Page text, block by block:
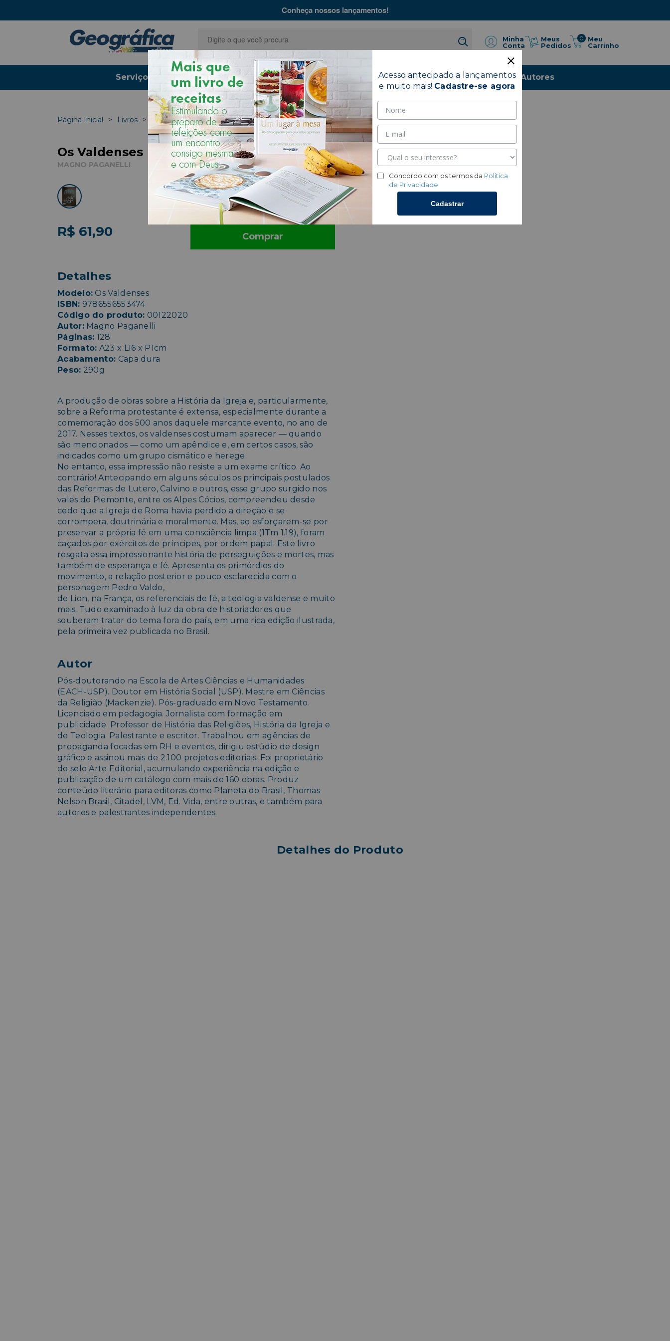
Conheça nossos lançamentos!
Minha
Conta
Meus
Pedidos
0
Meu
Carrinho
Serviços Gráficos Bíblias Coleções Hinário Livros Autores
Página Inicial Livros Conhecimento Bíblico
Os Valdenses
MAGNO PAGANELLI
R$ 61,90 Comprar
Detalhes
Modelo: Os Valdenses
ISBN: 9786556553474
Código do produto: 00122020
Autor:Magno Paganelli
Páginas: 128
Formato: A23 x L16 x P1cm
Acabamento: Capa dura
Peso: 290g
A produção de obras sobre a História da Igreja e, particularmente,
sobre a Reforma protestante é extensa, especialmente durante a
comemoração dos 500 anos daquele marcante evento, no ano de
2017. Nesses textos, os valdenses costumam aparecer — quando
são mencionados — como um apêndice e, em certos casos, são
indicados como um grupo cismático e herege.
No entanto, essa impressão não resiste a um exame crítico. Ao
contrário! Antecipando em alguns séculos os principais postulados
das Reformas de Lutero, Calvino e outros, esse grupo surgido nos
vales do Piemonte, entre os Alpes Cócios, compreendeu desde
cedo que a Igreja de Roma havia perdido a direção e se
corrompera, doutrinária e moralmente. Mas, ao esforçarem-se por
preservar a própria fé em uma consciência limpa (1Tm 1.19), foram
caçados por exércitos de príncipes, por ordem papal. Este livro
resgata essa impressionante história de perseguições e mortes, mas
também de esperança e fé. Apresenta os primórdios do
movimento, a relação posterior e pouco esclarecida com o
personagem Pedro Valdo,
de Lion, na França, os referenciais de fé, a teologia valdense e muito
mais. Tudo examinado à luz da obra de historiadores que
souberam tratar do tema fora do país, em uma rica edição ilustrada,
pela primeira vez publicada no Brasil.
Autor
Pós-doutorando na Escola de Artes Ciências e Humanidades
(EACH-USP). Doutor em História Social (USP). Mestre em Ciências
da Religião (Mackenzie). Pós-graduado em Novo Testamento.
Licenciado em pedagogia. Jornalista com formação em
publicidade. Professor de História das Religiões, História da Igreja e
de Teologia. Palestrante e escritor. Trabalhou em agências de
propaganda focadas em RH e eventos, dirigiu estúdio de design
gráfico e assinou mais de 2.100 projetos editoriais. Foi proprietário
do selo Arte Editorial, acumulando experiência na edição e
publicação de um catálogo com mais de 160 obras. Produz
conteúdo literário para editoras como Planeta do Brasil, Thomas
Nelson Brasil, Citadel, LVM, Ed. Vida, entre outras, e também para
autores e palestrantes independentes.
Detalhes do Produto
Acesso antecipado a lançamentos
e muito mais! Cadastre-se agora
Concordo com os termos da Política
de Privacidade
Cadastrar